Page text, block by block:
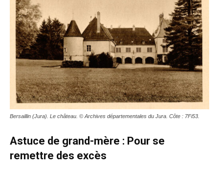
Bersaillin (Jura). Le château. © Archives départementales du Jura. Côte : 7Fi53.
Astuce de grand-mère : Pour se
remettre des excès